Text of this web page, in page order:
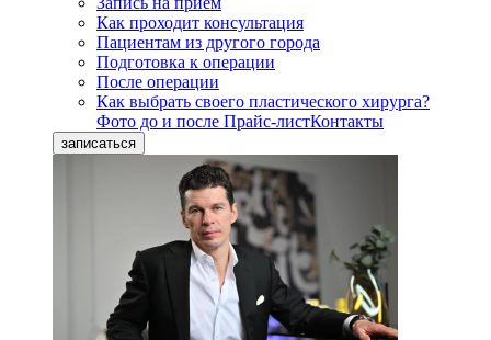
Как проходит консультация
Пациентам из другого города
Подготовка к операции
После операции
Как выбрать своего пластического хирурга?
Фото до и после Прайс-листКонтакты
записаться